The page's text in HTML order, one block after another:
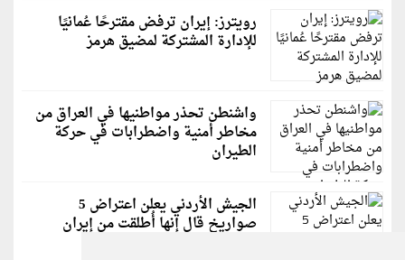
رويترز: إيران ترفض مقترحًا عُمانيًا
للإدارة المشتركة لمضيق هرمز
واشنطن تحذر مواطنيها في العراق من
مخاطر أمنية واضطرابات في حركة
الطيران
الجيش الأردني يعلن اعتراض 5
صواريخ قال إنها أُطلقت من إيران